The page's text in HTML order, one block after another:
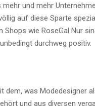
und mehr
auf diese Sparte
Shops wie RoseGal Nur
durchweg positiv.
dem, was Modedesigner
und aus diversen